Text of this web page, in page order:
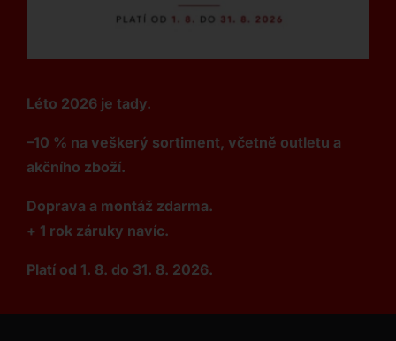
Léto 2026 je tady.
–10 % na veškerý sortiment, včetně outletu a
akčního zboží.
Doprava a montáž zdarma.
+ 1 rok záruky navíc.
Platí od 1. 8. do 31. 8. 2026.